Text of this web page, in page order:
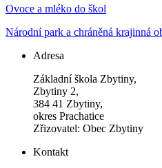
Ovoce a mléko do škol
Národní park a chráněná krajinná
Adresa
Základní škola Zbytiny,
Zbytiny 2,
384 41 Zbytiny,
okres Prachatice
Zřizovatel: Obec Zbytiny
Kontakt